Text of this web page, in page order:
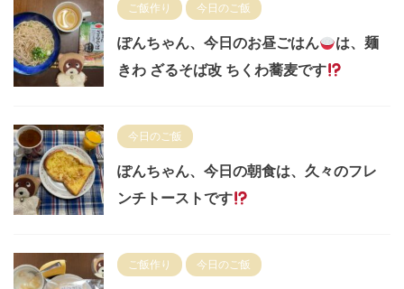
ご飯作り 今日のご飯
ぽんちゃん、今日のお昼ごはん
は、麺
きわ ざるそば改 ちくわ蕎麦です
今日のご飯
ぽんちゃん、今日の朝食は、久々のフレ
ンチトーストです
ご飯作り 今日のご飯